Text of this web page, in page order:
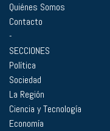
Quiénes Somos
Contacto
-
SECCIONES
Política
Sociedad
La Región
Ciencia y Tecnología
Economía